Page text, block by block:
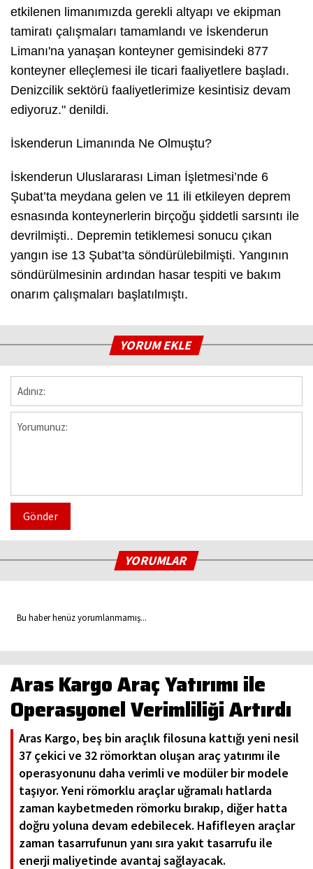
etkilenen limanımızda gerekli altyapı ve ekipman
tamiratı çalışmaları tamamlandı ve İskenderun
Limanı'na yanaşan konteyner gemisindeki 877
konteyner elleçlemesi ile ticari faaliyetlere başladı.
Denizcilik sektörü faaliyetlerimize kesintisiz devam
ediyoruz." denildi.
İskenderun Limanında Ne Olmuştu?
İskenderun Uluslararası Liman İşletmesi’nde 6
Şubat’ta meydana gelen ve 11 ili etkileyen deprem
esnasında konteynerlerin birçoğu şiddetli sarsıntı ile
devrilmişti.. Depremin tetiklemesi sonucu çıkan
yangın ise 13 Şubat’ta söndürülebilmişti. Yangının
söndürülmesinin ardından hasar tespiti ve bakım
onarım çalışmaları başlatılmıştı.
YORUM EKLE
Gönder
YORUMLAR
Bu haber henüz yorumlanmamış...
Aras Kargo Araç Yatırımı ile
Operasyonel Verimliliği Artırdı
Aras Kargo, beş bin araçlık filosuna kattığı yeni nesil
37 çekici ve 32 römorktan oluşan araç yatırımı ile
operasyonunu daha verimli ve modüler bir modele
taşıyor. Yeni römorklu araçlar uğramalı hatlarda
zaman kaybetmeden römorku bırakıp, diğer hatta
doğru yoluna devam edebilecek. Hafifleyen araçlar
zaman tasarrufunun yanı sıra yakıt tasarrufu ile
enerji maliyetinde avantaj sağlayacak.